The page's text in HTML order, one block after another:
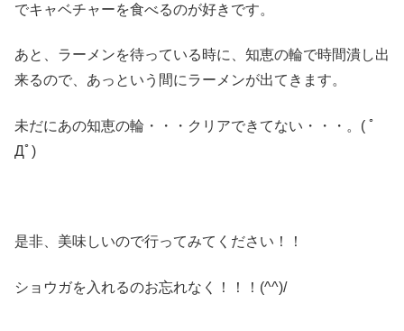
でキャベチャーを食べるのが好きです。
あと、ラーメンを待っている時に、知恵の輪で時間潰し出
来るので、あっという間にラーメンが出てきます。
未だにあの知恵の輪・・・クリアできてない・・・。( ﾟ
Дﾟ)
是非、美味しいので行ってみてください！！
ショウガを入れるのお忘れなく！！！(^^)/